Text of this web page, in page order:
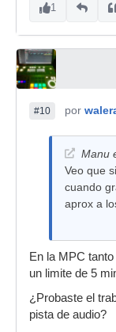
1
#10 por
Manu
Veo que
cuando
aprox a
En la MPC
un limite de 5
¿Probaste el
pista de audio?